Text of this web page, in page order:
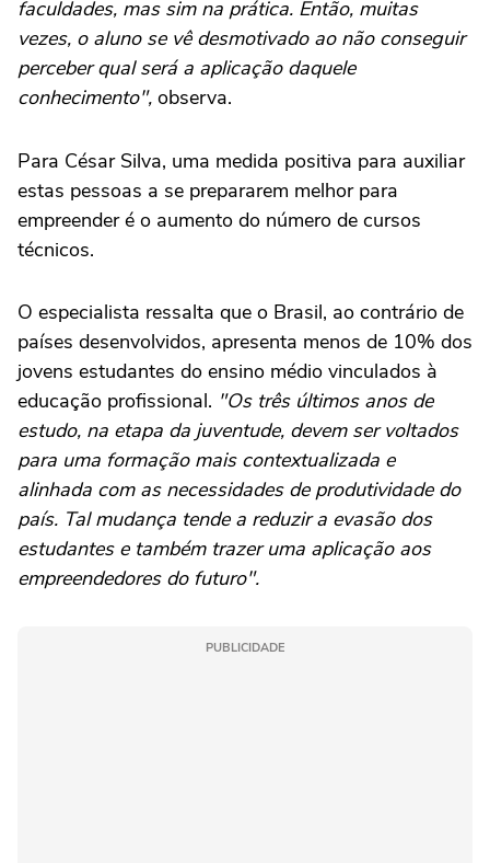
faculdades, mas sim na prática. Então, muitas
vezes, o aluno se vê desmotivado ao não conseguir
perceber qual será a aplicação daquele
conhecimento", observa.
Para César Silva, uma medida positiva para auxiliar
estas pessoas a se prepararem melhor para
empreender é o aumento do número de cursos
técnicos.
O especialista ressalta que o Brasil, ao contrário de
países desenvolvidos, apresenta menos de 10% dos
jovens estudantes do ensino médio vinculados à
educação profissional. "Os três últimos anos de
estudo, na etapa da juventude, devem ser voltados
para uma formação mais contextualizada e
alinhada com as necessidades de produtividade do
país. Tal mudança tende a reduzir a evasão dos
estudantes e também trazer uma aplicação aos
empreendedores do futuro".
PUBLICIDADE